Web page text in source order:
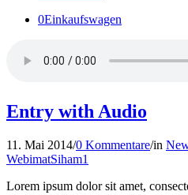
0Einkaufswagen
Entry with Audio
11. Mai 2014/0 Kommentare/in
WebimatSiham1
Lorem ipsum dolor sit amet,